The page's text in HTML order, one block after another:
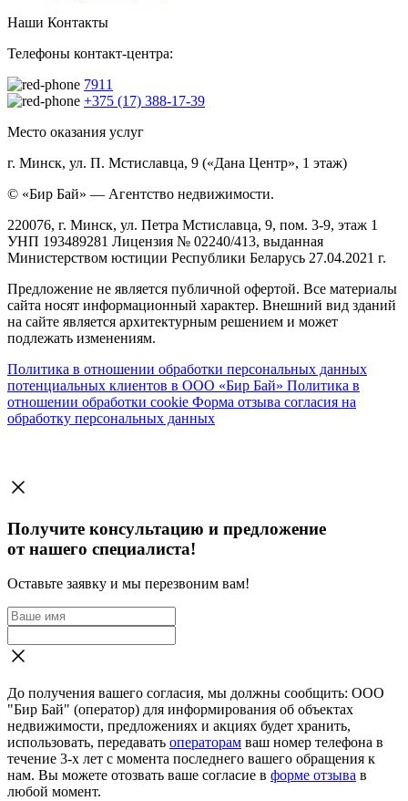
Наши Контакты
Телефоны контакт-центра:
7911
+375 (17) 388-17-39
Место оказания услуг
г. Минск, ул. П. Мстиславца, 9 («Дана Центр», 1 этаж)
© «Бир Бай» — Агентство недвижимости.
220076, г. Минск, ул. Петра Мстиславца, 9, пом. 3-9, этаж 1
УНП 193489281 Лицензия № 02240/413, выданная
Министерством юстиции Республики Беларусь 27.04.2021 г.
Предложение не является публичной офертой. Все материалы
сайта носят информационный характер. Внешний вид зданий
на сайте является архитектурным решением и может
подлежать изменениям.
Политика в отношении обработки персональных данных
потенциальных клиентов в ООО «Бир Бай» Политика в
отношении обработки cookie Форма отзыва согласия на
обработку персональных данных
Получите консультацию и предложение
от нашего специалиста!
Оставьте заявку и мы перезвоним вам!
До получения вашего согласия, мы должны сообщить: ООО
"Бир Бай" (оператор) для информирования об объектах
недвижимости, предложениях и акциях будет хранить,
использовать, передавать операторам ваш номер телефона в
течение 3-х лет с момента последнего вашего обращения к
нам. Вы можете отозвать ваше согласие в форме отзыва в
любой момент.